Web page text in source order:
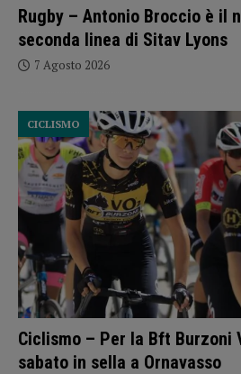
Rugby – Antonio Broccio è il
seconda linea di Sitav Lyons
7 Agosto 2026
Ciclismo – Per la Bft Burzoni
sabato in sella a Ornavasso
CICLISMO